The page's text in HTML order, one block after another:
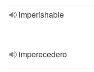
imperishable
imperecedero